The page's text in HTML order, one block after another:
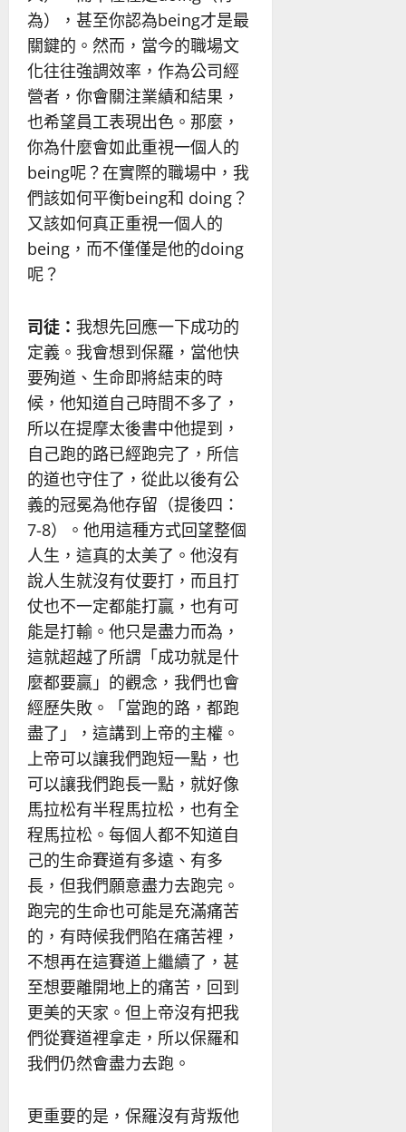
為），甚至你認為being才是最
關鍵的。然而，當今的職場文
化往往強調效率，作為公司經
營者，你會關注業績和結果，
也希望員工表現出色。那麼，
你為什麼會如此重視一個人的
being呢？在實際的職場中，我
們該如何平衡being和 doing？
又該如何真正重視一個人的
being，而不僅僅是他的doing
呢？
司徒： 我想先回應一下成功的
定義。我會想到保羅，當他快
要殉道、生命即將結束的時
候，他知道自己時間不多了，
所以在提摩太後書中他提到，
自己跑的路已經跑完了，所信
的道也守住了，從此以後有公
義的冠冕為他存留（提後四：
7-8）。他用這種方式回望整個
人生，這真的太美了。他沒有
說人生就沒有仗要打，而且打
仗也不一定都能打贏，也有可
能是打輸。他只是盡力而為，
這就超越了所謂「成功就是什
麼都要贏」的觀念，我們也會
經歷失敗。「當跑的路，都跑
盡了」，這講到上帝的主權。
上帝可以讓我們跑短一點，也
可以讓我們跑長一點，就好像
馬拉松有半程馬拉松，也有全
程馬拉松。每個人都不知道自
己的生命賽道有多遠、有多
長，但我們願意盡力去跑完。
跑完的生命也可能是充滿痛苦
的，有時候我們陷在痛苦裡，
不想再在這賽道上繼續了，甚
至想要離開地上的痛苦，回到
更美的天家。但上帝沒有把我
們從賽道裡拿走，所以保羅和
我們仍然會盡力去跑。
更重要的是，保羅沒有背叛他